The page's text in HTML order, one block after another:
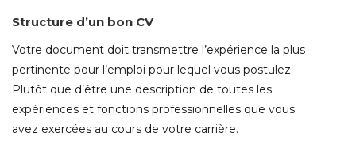
Structure d’un bon CV
Votre document doit transmettre l’expérience la plus
pertinente pour l’emploi pour lequel vous postulez.
Plutôt que d’être une description de toutes les
expériences et fonctions professionnelles que vous
avez exercées au cours de votre carrière.